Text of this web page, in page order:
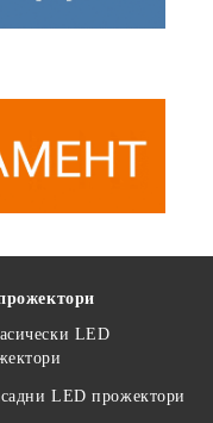
LED
LED прожектори